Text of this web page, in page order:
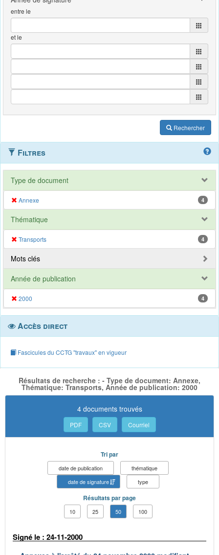
entre le
et le
Rechercher
Filtres
Type de document
Annexe 4
Thématique
Transports 4
Mots clés
Année de publication
2000 4
Accès direct
Fascicules du CCTG "travaux" en vigueur
Résultats de recherche : - Type de document: Annexe,
Thématique: Transports, Année de publication: 2000
4 documents trouvés
PDF CSV Courriel
Tri par
date de publication
thématique
date de signature
type
Résultats par page
10 25 50 100
Signé le : 24-11-2000